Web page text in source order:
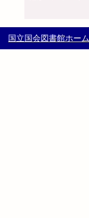
国立国会図書館ホーム